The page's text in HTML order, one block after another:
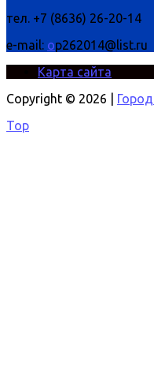
тел. +7 (8636) 26-20-14
e-mail: op262014@list.ru
Карта сайта
Copyright © 2026 |
Top